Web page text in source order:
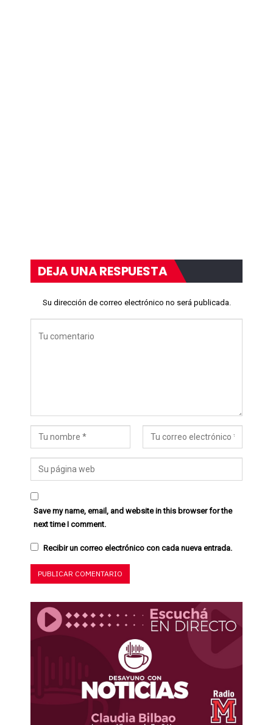
DEJA UNA RESPUESTA
Su dirección de correo electrónico no será publicada.
Save my name, email, and website in this browser for the
next time I comment.
Recibir un correo electrónico con cada nueva entrada.